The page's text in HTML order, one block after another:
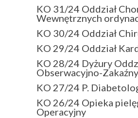
KO 31/24 Oddział
Wewnętrznych
KO 30/24 Oddział
KO 29/24 Oddział
KO 28/24 Dyżury
Obserwacyjno-Zakaźny
KO 27/24 P.
KO 26/24 Opieka
Operacyjny